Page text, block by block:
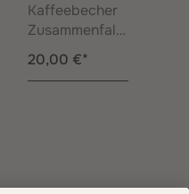
Kaffeebecher
Zusammenfalt
bar Mint 0,35 l
20,00 €*